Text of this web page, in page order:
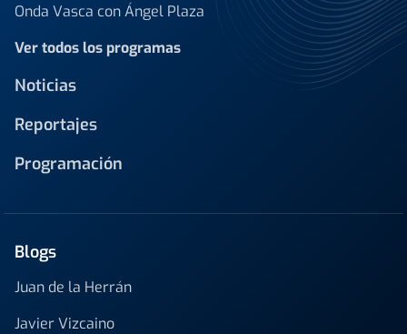
Onda Vasca con Ángel Plaza
Ver todos los programas
Noticias
Reportajes
Programación
Blogs
Juan de la Herrán
Javier Vizcaino